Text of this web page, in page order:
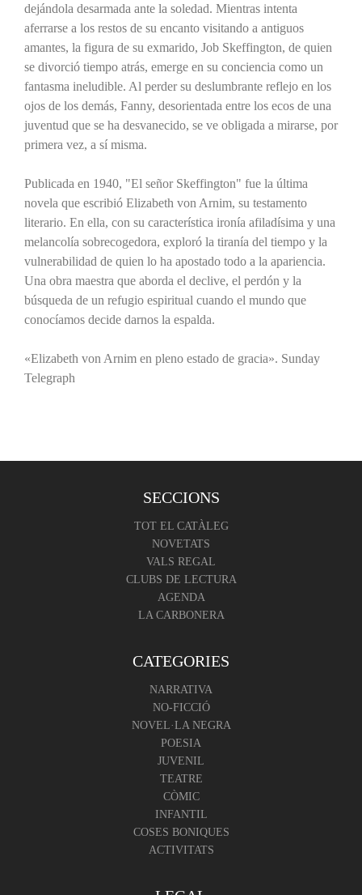
dejándola desarmada ante la soledad. Mientras intenta
aferrarse a los restos de su encanto visitando a antiguos
amantes, la figura de su exmarido, Job Skeffington, de quien
se divorció tiempo atrás, emerge en su conciencia como un
fantasma ineludible. Al perder su deslumbrante reflejo en los
ojos de los demás, Fanny, desorientada entre los ecos de una
juventud que se ha desvanecido, se ve obligada a mirarse, por
primera vez, a sí misma.
Publicada en 1940, "El señor Skeffington" fue la última
novela que escribió Elizabeth von Arnim, su testamento
literario. En ella, con su característica ironía afiladísima y una
melancolía sobrecogedora, exploró la tiranía del tiempo y la
vulnerabilidad de quien lo ha apostado todo a la apariencia.
Una obra maestra que aborda el declive, el perdón y la
búsqueda de un refugio espiritual cuando el mundo que
conocíamos decide darnos la espalda.
«Elizabeth von Arnim en pleno estado de gracia». Sunday
Telegraph
SECCIONS
TOT EL CATÀLEG
NOVETATS
VALS REGAL
CLUBS DE LECTURA
AGENDA
LA CARBONERA
CATEGORIES
NARRATIVA
NO-FICCIÓ
NOVEL·LA NEGRA
POESIA
JUVENIL
TEATRE
CÒMIC
INFANTIL
COSES BONIQUES
ACTIVITATS